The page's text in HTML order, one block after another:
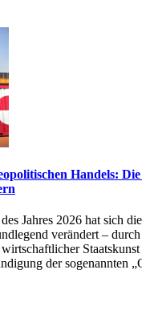
Handels:
Jahres 2026 hat sich
verändert –
der sogenannten